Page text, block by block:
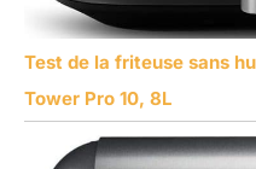
Test de la friteuse sans
Tower Pro 10, 8L